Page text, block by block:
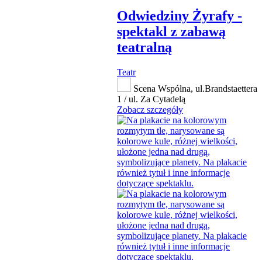
Odwiedziny Żyrafy -
spektakl z zabawą
teatralną
Teatr
Scena Wspólna, ul.Brandstaettera
1 / ul. Za Cytadelą
Zobacz szczegóły